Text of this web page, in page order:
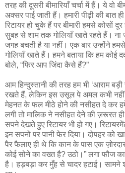
तरह की दूसरी बीमारियाँ चर्चा में हैं। ये वो
अक्सर पाई जाती हैं। हमारी पीढ़ी की
रिटायर हो चुके हैं पर बीमारी हमसे कोसों
सुबह से शाम तक गोलियाँ खाते रहते हैं। ना
जगह बचती है या नहीं। एक बार उन्होंने
गोलियाँ खाते हैं। हमने बताया कि हम कोई
बोले, “फिर आप जिंदा कैसे हैं?”
आम हिन्दुस्तानी की तरह हम भी ‘आराम
रखते हैं, लेकिन इस उसूल पे अमल कभी नहीं
मेहनत के फल मीठे होने की नसीहत दे कर
लगी तो मालिक ने नसीहत देने की ज़रूरत
सपने देखते हुए रिटायर भी हो गए।
इन सपनों पर पानी फेर दिया। दोपहर को
पैर फैलाए ही थे कि कान के पास एक
कोई सोने का वख्त है? उठो।” लगा फौज
है। हड़बड़ा कर मुँह से चादर हटाई। सामने